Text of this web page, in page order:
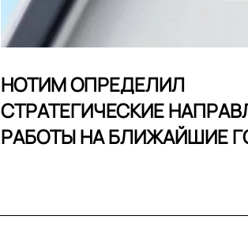
НОТИМ ОПРЕДЕЛИЛ
СТРАТЕГИЧЕСКИЕ
РАБОТЫ НА БЛИЖАЙШИЕ